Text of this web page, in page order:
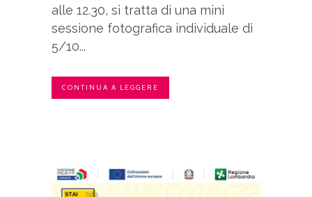
alle 12.30, si tratta di una mini
sessione fotografica individuale di
5/10...
CONTINUA A LEGGERE